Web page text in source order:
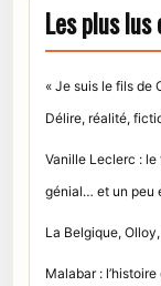
Les plus
« Je suis le fils de
Délire, réalité,
Vanille Leclerc : le
génial… et un peu
La Belgique,
Malabar :